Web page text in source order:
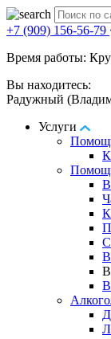
+7 (909) 156-56-79
Время работы:
Вы находитесь:
Радужный
Услуги